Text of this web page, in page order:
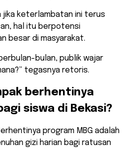
jika keterlambatan ini terus
hal itu berpotensi
besar di masyarakat.
bulan, publik wajar
tegasnya retoris.
berhentinya
siswa di Bekasi?
program MBG adalah
gizi harian bagi ratusan